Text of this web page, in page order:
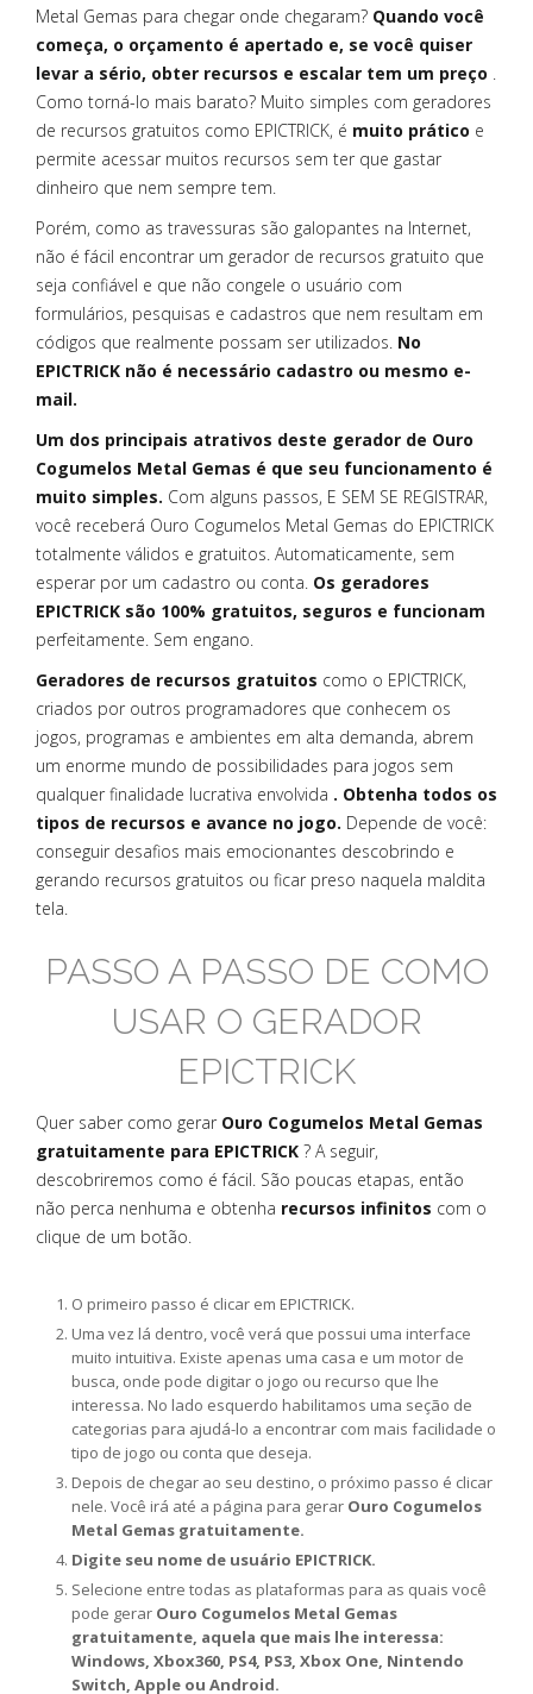
Metal Gemas para chegar onde chegaram? Quando você
começa, o orçamento é apertado e, se você quiser
levar a sério, obter recursos e escalar tem um preço .
Como torná-lo mais barato? Muito simples com geradores
de recursos gratuitos como EPICTRICK, é muito prático e
permite acessar muitos recursos sem ter que gastar
dinheiro que nem sempre tem.
Porém, como as travessuras são galopantes na Internet,
não é fácil encontrar um gerador de recursos gratuito que
seja confiável e que não congele o usuário com
formulários, pesquisas e cadastros que nem resultam em
códigos que realmente possam ser utilizados. No
EPICTRICK não é necessário cadastro ou mesmo e-
mail.
Um dos principais atrativos deste gerador de Ouro
Cogumelos Metal Gemas é que seu funcionamento é
muito simples. Com alguns passos, E SEM SE REGISTRAR,
você receberá Ouro Cogumelos Metal Gemas do EPICTRICK
totalmente válidos e gratuitos. Automaticamente, sem
esperar por um cadastro ou conta. Os geradores
EPICTRICK são 100% gratuitos, seguros e funcionam
perfeitamente. Sem engano.
Geradores de recursos gratuitos como o EPICTRICK,
criados por outros programadores que conhecem os
jogos, programas e ambientes em alta demanda, abrem
um enorme mundo de possibilidades para jogos sem
qualquer finalidade lucrativa envolvida . Obtenha todos os
tipos de recursos e avance no jogo. Depende de você:
conseguir desafios mais emocionantes descobrindo e
gerando recursos gratuitos ou ficar preso naquela maldita
tela.
PASSO A PASSO DE COMO
USAR O GERADOR
EPICTRICK
Quer saber como gerar Ouro Cogumelos Metal Gemas
gratuitamente para EPICTRICK ? A seguir,
descobriremos como é fácil. São poucas etapas, então
não perca nenhuma e obtenha recursos infinitos com o
clique de um botão.
O primeiro passo é clicar em EPICTRICK.
Uma vez lá dentro, você verá que possui uma interface
muito intuitiva. Existe apenas uma casa e um motor de
busca, onde pode digitar o jogo ou recurso que lhe
interessa. No lado esquerdo habilitamos uma seção de
categorias para ajudá-lo a encontrar com mais facilidade o
tipo de jogo ou conta que deseja.
Depois de chegar ao seu destino, o próximo passo é clicar
nele. Você irá até a página para gerar Ouro Cogumelos
Metal Gemas gratuitamente.
Digite seu nome de usuário EPICTRICK.
Selecione entre todas as plataformas para as quais você
pode gerar Ouro Cogumelos Metal Gemas
gratuitamente, aquela que mais lhe interessa:
Windows, Xbox360, PS4, PS3, Xbox One, Nintendo
Switch, Apple ou Android.